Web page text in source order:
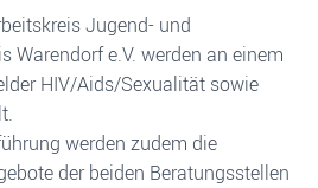
Jugend- und
Warendorf e.V. werden an einem
HIV/Aids/Sexualität sowie
werden zudem die
der beiden Beratungsstellen